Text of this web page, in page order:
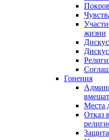
жизни
Гонения
Места
Отказ